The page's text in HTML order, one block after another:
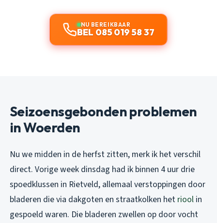
NU BEREIKBAAR
BEL 085 019 58 37
Seizoensgebonden problemen
in Woerden
Nu we midden in de herfst zitten, merk ik het verschil
direct. Vorige week dinsdag had ik binnen 4 uur drie
spoedklussen in Rietveld, allemaal verstoppingen door
bladeren die via dakgoten en straatkolken het riool in
gespoeld waren. Die bladeren zwellen op door vocht